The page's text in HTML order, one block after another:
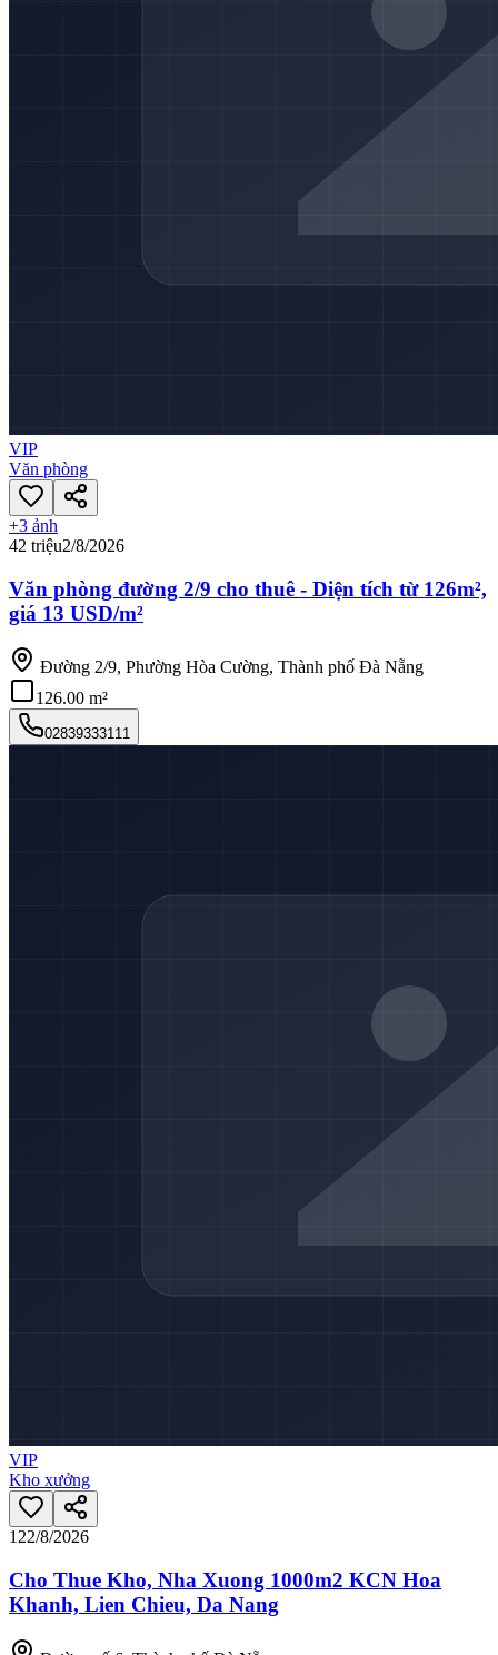
VIP
Văn phòng
+3 ảnh
42 triệu2/8/2026
Văn phòng đường 2/9 cho thuê - Diện tích từ 126m²,
giá 13 USD/m²
Đường 2/9, Phường Hòa Cường, Thành phố Đà Nẵng
126.00 m²
02839333111
VIP
Kho xưởng
122/8/2026
Cho Thue Kho, Nha Xuong 1000m2 KCN Hoa
Khanh, Lien Chieu, Da Nang